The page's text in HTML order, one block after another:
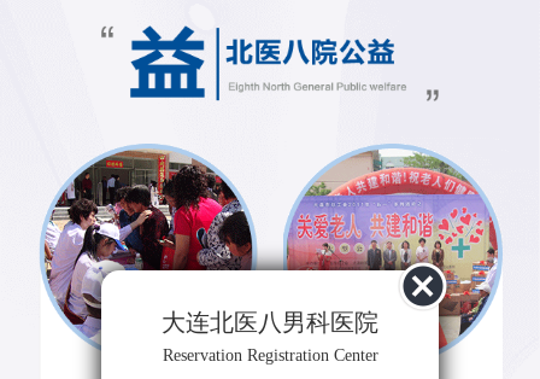
大连北医八男科医院
Reservation Registration Center